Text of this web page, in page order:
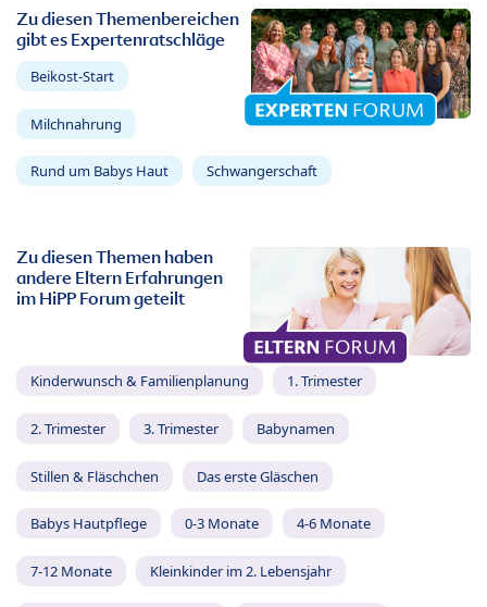
Zu diesen Themenbereichen
gibt es Expertenratschläge
Beikost-Start
Milchnahrung
Rund um Babys Haut Schwangerschaft
Zu diesen Themen haben
andere Eltern Erfahrungen
im HiPP Forum geteilt
Kinderwunsch & Familienplanung 1. Trimester
2. Trimester 3. Trimester Babynamen
Stillen & Fläschchen Das erste Gläschen
Babys Hautpflege 0-3 Monate 4-6 Monate
7-12 Monate Kleinkinder im 2. Lebensjahr